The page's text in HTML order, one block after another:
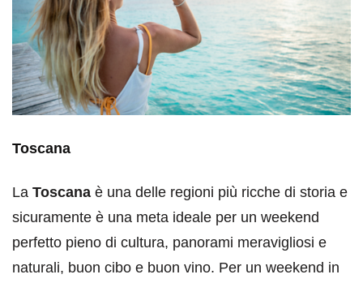
Toscana
La Toscana è una delle regioni più ricche di storia e
sicuramente è una meta ideale per un weekend
perfetto pieno di cultura, panorami meravigliosi e
naturali, buon cibo e buon vino. Per un weekend in